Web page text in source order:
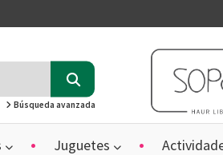
Búsqueda avanzada
Juguetes